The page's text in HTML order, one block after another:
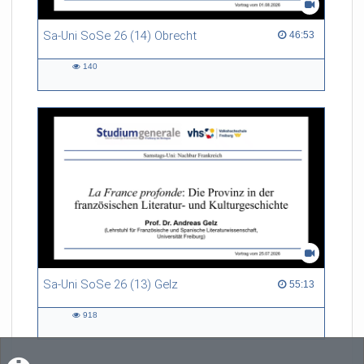
Sa-Uni SoSe 26 (14) Obrecht 46:53
46:53 duration
140
Sa-Uni SoSe 26 (13) Gelz 55:13
55:13 duration
918